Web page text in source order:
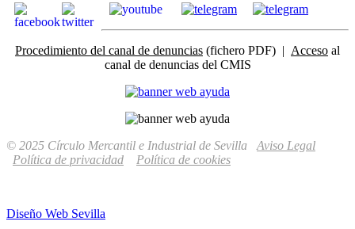
Procedimiento del canal de denuncias (fichero PDF) | Acceso al
canal de denuncias del CMIS
© 2025 Círculo Mercantil e Industrial de Sevilla Aviso Legal
Política de privacidad
Política de cookies
Diseño Web Sevilla